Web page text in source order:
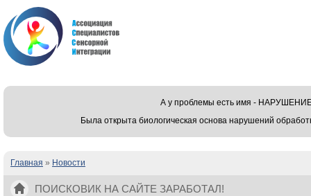
А у проблемы есть имя -
Была открыта биологическая основа нарушений
Вы здесь
Главная » Новости
ПОИСКОВИК НА САЙТЕ ЗАРАБОТАЛ!